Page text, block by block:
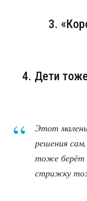
3.
4. Дети
Этот
решения
тоже берёт
стрижку